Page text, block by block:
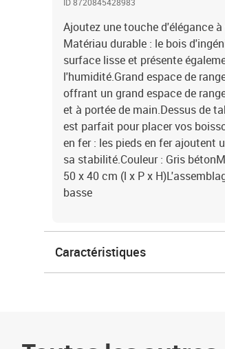
Ajoutez une touche d'élégance
Matériau durable : le bois
surface lisse et présente
l'humidité.Grand espace de
offrant un grand espace de
et à portée de main.Dessus de
est parfait pour placer vos
en fer : les pieds en fer ajoutent
sa stabilité.Couleur : Gris
50 x 40 cm (l x P x
basse
Caractéristiques